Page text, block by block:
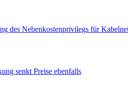
des Nebenkostenprivilegs für
senkt Preise ebenfalls